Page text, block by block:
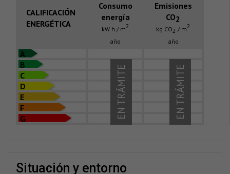
CALIFICACIÓN
ENERGÉTICA
Consumo
energía
kW h / m2
año
Emisiones
CO2
kg CO2 / m2
año
A
B
C
D
E
F
G
EN TRÁMITE
EN TRÁMITE
situación y entorno